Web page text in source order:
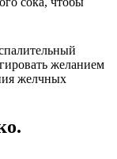
желанием
желчных